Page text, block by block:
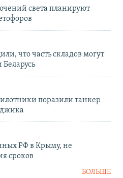
света планируют
что часть складов могут
Беларусь
поразили танкер
РФ в Крыму, не
сроков
БОЛЬШЕ